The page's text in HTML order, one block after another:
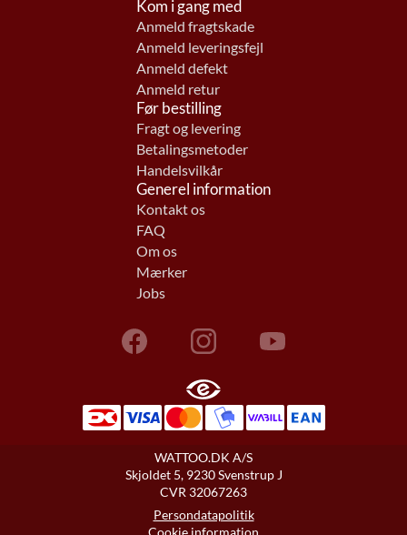
Kom i gang med
Anmeld fragtskade
Anmeld leveringsfejl
Anmeld defekt
Anmeld retur
Før bestilling
Fragt og levering
Betalingsmetoder
Handelsvilkår
Generel information
Kontakt os
FAQ
Om os
Mærker
Jobs
WATTOO.DK A/S
Skjoldet 5, 9230 Svenstrup J
CVR 32067263
Persondatapolitik
Cookie information